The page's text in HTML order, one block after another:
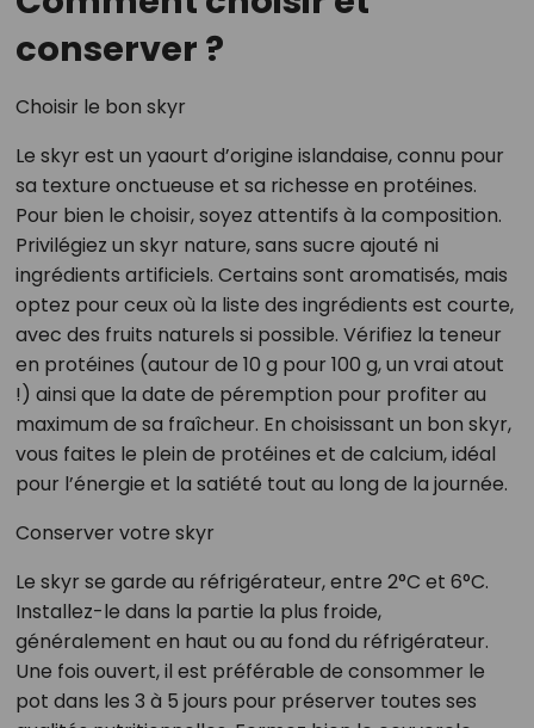
conserver ?
Choisir le bon skyr
Le skyr est un yaourt d’origine islandaise, connu pour
sa texture onctueuse et sa richesse en protéines.
Pour bien le choisir, soyez attentifs à la composition.
Privilégiez un skyr nature, sans sucre ajouté ni
ingrédients artificiels. Certains sont aromatisés, mais
optez pour ceux où la liste des ingrédients est courte,
avec des fruits naturels si possible. Vérifiez la teneur
en protéines (autour de 10 g pour 100 g, un vrai atout
!) ainsi que la date de péremption pour profiter au
maximum de sa fraîcheur. En choisissant un bon skyr,
vous faites le plein de protéines et de calcium, idéal
pour l’énergie et la satiété tout au long de la journée.
Conserver votre skyr
Le skyr se garde au réfrigérateur, entre 2°C et 6°C.
Installez-le dans la partie la plus froide,
généralement en haut ou au fond du réfrigérateur.
Une fois ouvert, il est préférable de consommer le
pot dans les 3 à 5 jours pour préserver toutes ses